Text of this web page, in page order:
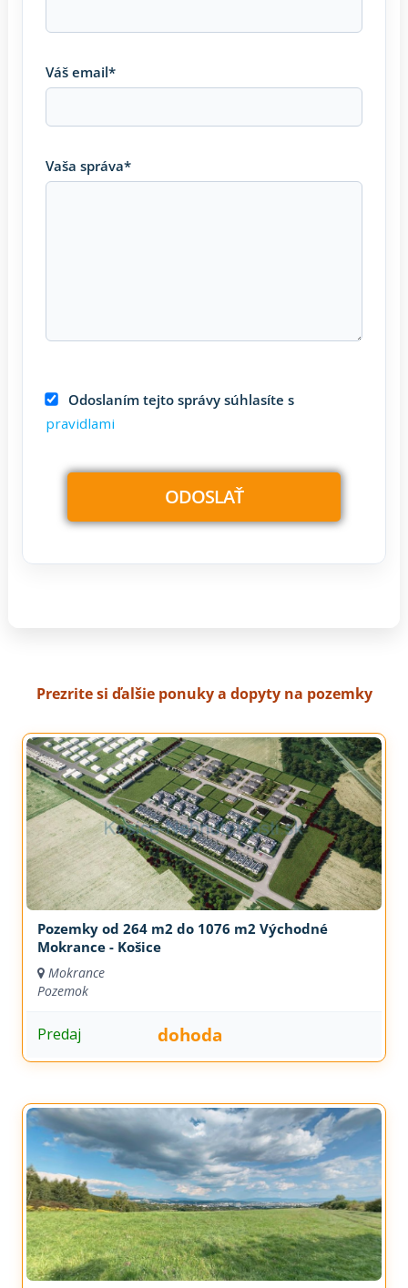
Váš email*
Vaša správa*
Odoslaním tejto správy súhlasíte s
pravidlami
Prezrite si ďalšie ponuky a dopyty na pozemky
Pozemky od 264 m2 do 1076 m2 Východné
Mokrance - Košice
Mokrance
Pozemok
Predaj dohoda